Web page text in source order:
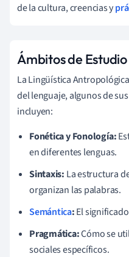
de la cultura, creencias y
Ámbitos de Estudio
La Lingüística
del lenguaje, algunos de
incluyen:
Fonética y Fonología:
en diferentes lenguas.
Sintaxis: La estructura
organizan las palabras.
Semántica:El
Pragmática:Cómo se
sociales específicos.